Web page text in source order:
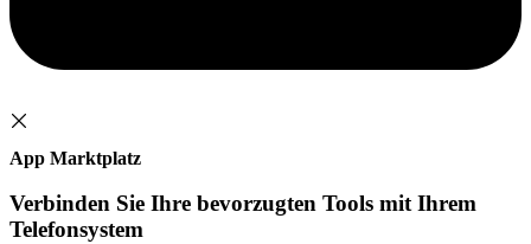
App Marktplatz
Verbinden Sie Ihre bevorzugten Tools mit Ihrem
Telefonsystem